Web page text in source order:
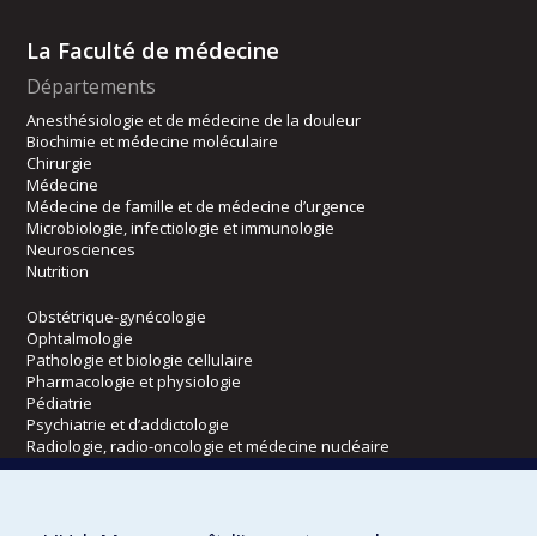
La Faculté de médecine
Départements
Anesthésiologie et de médecine de la douleur
Biochimie et médecine moléculaire
Chirurgie
Médecine
Médecine de famille et de médecine d’urgence
Microbiologie, infectiologie et immunologie
Neurosciences
Nutrition
Obstétrique-gynécologie
Ophtalmologie
Pathologie et biologie cellulaire
Pharmacologie et physiologie
Pédiatrie
Psychiatrie et d’addictologie
Radiologie, radio-oncologie et médecine nucléaire